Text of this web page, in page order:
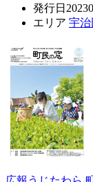
発行日
エリア 宇